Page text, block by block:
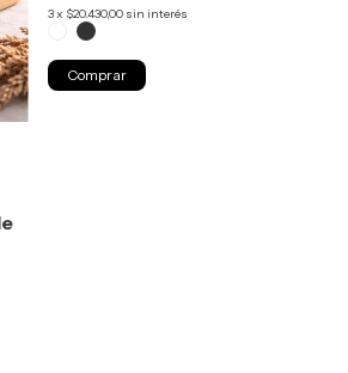
3x $20.430,00 sin interés
Comprar